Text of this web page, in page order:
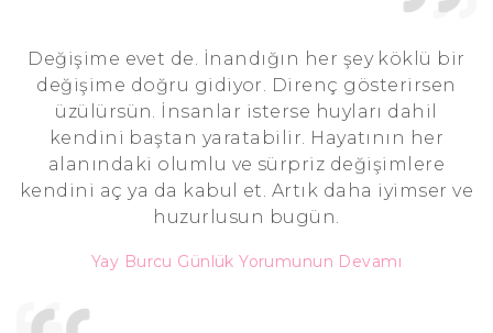
Değişime evet de. İnandığın her şey köklü bir
değişime doğru gidiyor. Direnç gösterirsen
üzülürsün. İnsanlar isterse huyları dahil
kendini baştan yaratabilir. Hayatının her
alanındaki olumlu ve sürpriz değişimlere
kendini aç ya da kabul et. Artık daha iyimser ve
huzurlusun bugün.
Yay Burcu Günlük Yorumunun Devamı